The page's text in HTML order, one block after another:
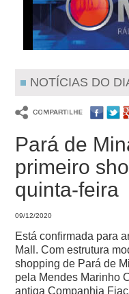
NOTÍCIAS DO
Pará de
primeiro
quinta-feira
09/12/2020
Está confirmada para
Mall. Com estrutura
shopping de Pará de
pela Mendes Marinho
antiga Companhia